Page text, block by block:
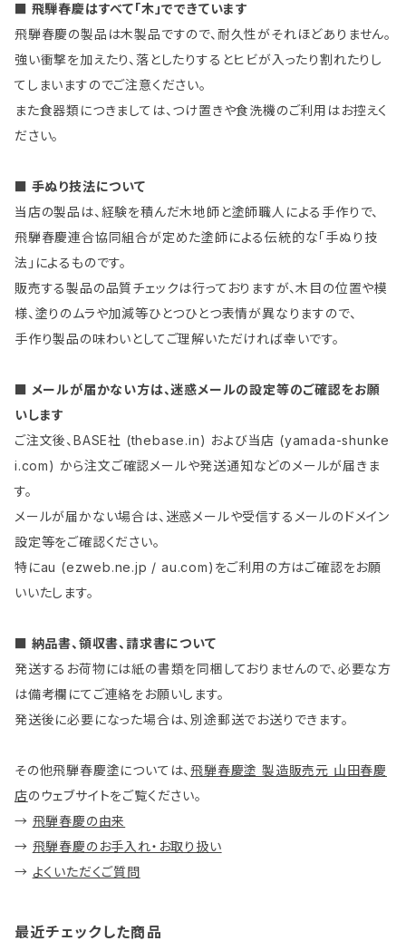
■ 飛騨春慶はすべて「木」でできています
飛騨春慶の製品は木製品ですので、耐久性がそれほどありません。
強い衝撃を加えたり、落としたりするとヒビが入ったり割れたりし
てしまいますのでご注意ください。
また食器類につきましては、つけ置きや食洗機のご利用はお控えく
ださい。
■ 手ぬり技法について
当店の製品は、経験を積んだ木地師と塗師職人による手作りで、
飛騨春慶連合協同組合が定めた塗師による伝統的な「手ぬり技
法」によるものです。
販売する製品の品質チェックは行っておりますが、木目の位置や模
様、塗りのムラや加減等ひとつひとつ表情が異なりますので、
手作り製品の味わいとしてご理解いただければ幸いです。
■ メールが届かない方は、迷惑メールの設定等のご確認をお願
いします
ご注文後、BASE社 (thebase.in) および当店 (yamada-shunke
i.com) から注文ご確認メールや発送通知などのメールが届きま
す。
メールが届かない場合は、迷惑メールや受信するメールのドメイン
設定等をご確認ください。
特にau (ezweb.ne.jp / au.com)をご利用の方はご確認をお願
いいたします。
■ 納品書、領収書、請求書について
発送するお荷物には紙の書類を同梱しておりませんので、必要な方
は備考欄にてご連絡をお願いします。
発送後に必要になった場合は、別途郵送でお送りできます。
その他飛騨春慶塗については、飛騨春慶塗 製造販売元 山田春慶
店のウェブサイトをご覧ください。
→ 飛騨春慶の由来
→ 飛騨春慶のお手入れ・お取り扱い
→ よくいただくご質問
最近チェックした商品